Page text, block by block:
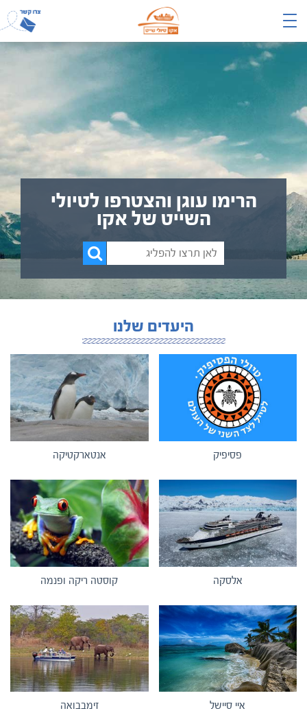
הרימו עוגן והצטרפו לטיולי
השייט של אקו
היעדים שלנו
פסיפיק אנטארקטיקה
אלסקה קוסטה ריקה ופנמה
איי סיישל זימבבואה